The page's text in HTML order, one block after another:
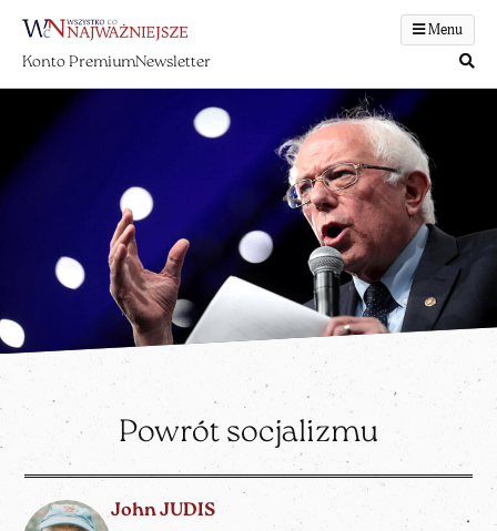
Menu
Konto PremiumNewsletter
Powrót socjalizmu
John JUDIS